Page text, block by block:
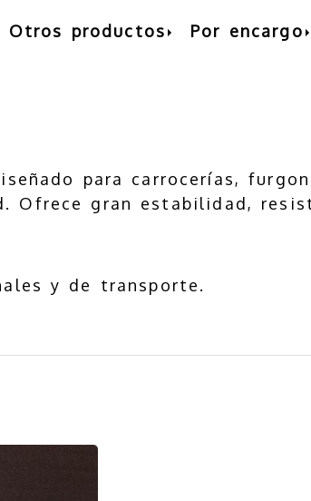
Otros productos Por encargo
para carrocerías,
Ofrece gran estabilidad,
y de transporte.